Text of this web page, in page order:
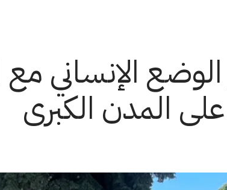
الوضع الإنساني
المدن الكبرى